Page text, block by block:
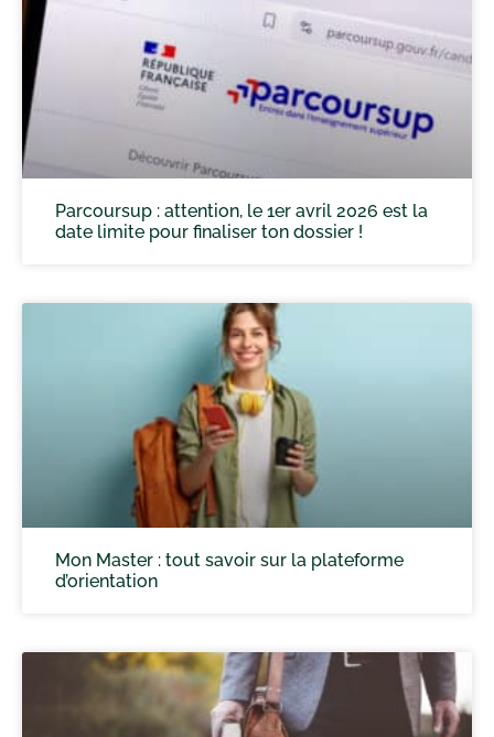
Parcoursup : attention, le 1er avril 2026 est la
date limite pour finaliser ton dossier !
Mon Master : tout savoir sur la plateforme
d’orientation